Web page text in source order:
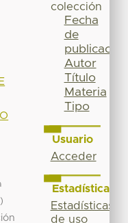
)
colección
Fecha
de
publicación
Autor
Título
Materia
Tipo
Usuario
Acceder
Estadísticas
Estadísticas
de uso